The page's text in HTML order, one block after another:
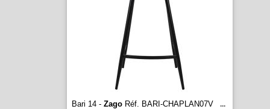
Bari 14 - ZagoRéf. BARI-CHAPLAN07V
...